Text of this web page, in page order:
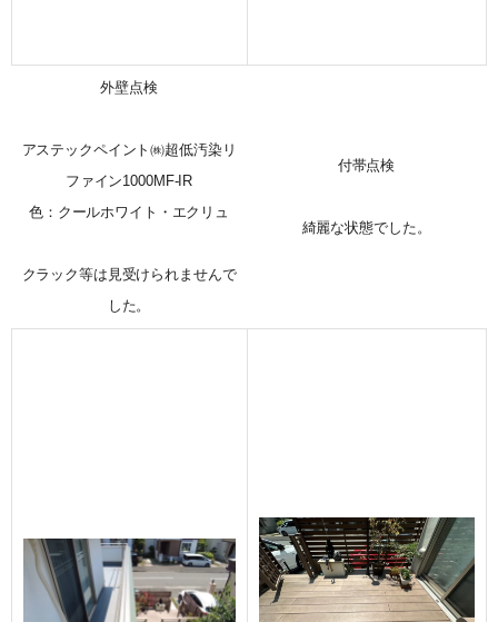
外壁点検
アステックペイント㈱超低汚染リ
ファイン1000MF-IR
色：クールホワイト・エクリュ
クラック等は見受けられませんで
した。
付帯点検
綺麗な状態でした。